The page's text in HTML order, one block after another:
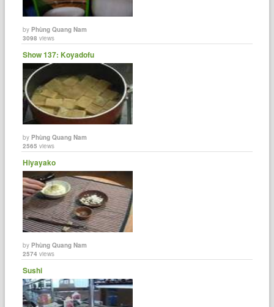
byPhùng Quang Nam
3098 views
Show 137: Koyadofu
byPhùng Quang Nam
2565 views
Hiyayako
byPhùng Quang Nam
2574 views
Sushi